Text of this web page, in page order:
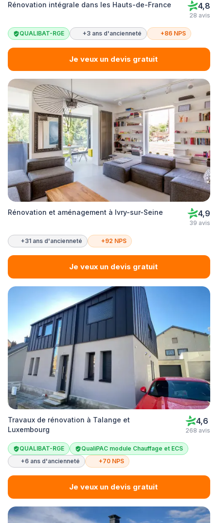
Rénovation intégrale dans les Hauts-de-France 4,8
28 avis
QUALIBAT-RGE +3 ans d'ancienneté +86 NPS
Je veux un devis gratuit
Rénovation et aménagement à Ivry-sur-Seine 4,9
39 avis
+31 ans d'ancienneté +92 NPS
Je veux un devis gratuit
Travaux de rénovation à Talange et
Luxembourg
4,6
268 avis
QUALIBAT-RGE
QualiPAC module Chauffage et ECS
+6 ans d'ancienneté
+70 NPS
Je veux un devis gratuit